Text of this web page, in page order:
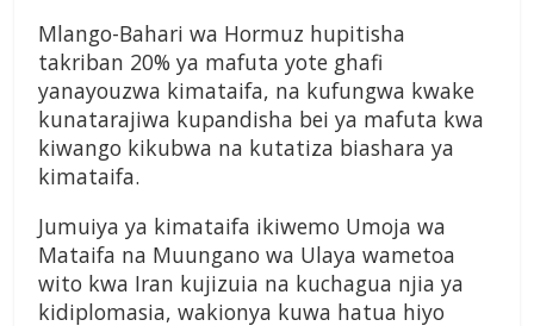
Mlango-Bahari wa Hormuz hupitisha
takriban 20% ya mafuta yote ghafi
yanayouzwa kimataifa, na kufungwa kwake
kunatarajiwa kupandisha bei ya mafuta kwa
kiwango kikubwa na kutatiza biashara ya
kimataifa.
Jumuiya ya kimataifa ikiwemo Umoja wa
Mataifa na Muungano wa Ulaya wametoa
wito kwa Iran kujizuia na kuchagua njia ya
kidiplomasia, wakionya kuwa hatua hiyo